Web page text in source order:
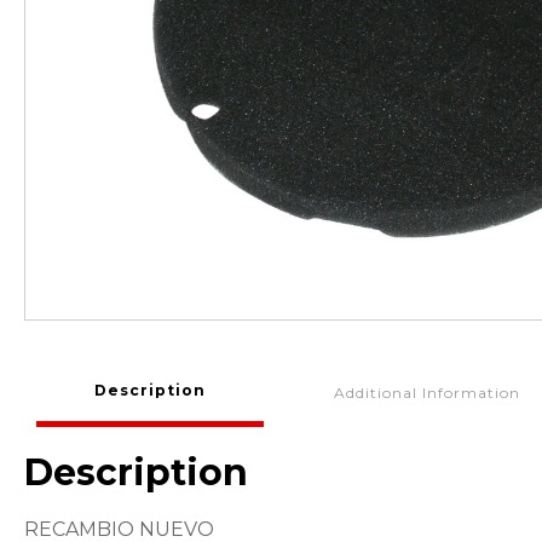
Description Additional Information
Description
RECAMBIO NUEVO